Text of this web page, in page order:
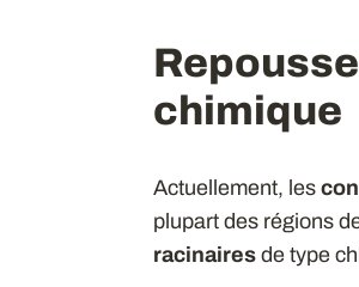
chimique
Actuellement, les
plupart des régions
racinairesde type